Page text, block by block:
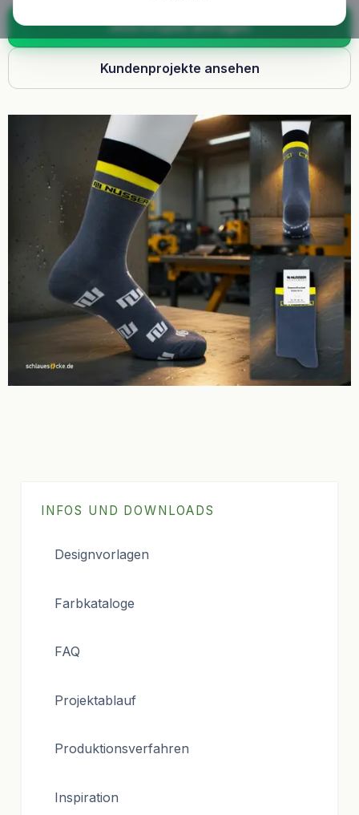
Jetzt Projekt anfragen
Kundenprojekte ansehen
INFOS UND DOWNLOADS
Designvorlagen
Farbkataloge
FAQ
Projektablauf
Produktionsverfahren
Inspiration